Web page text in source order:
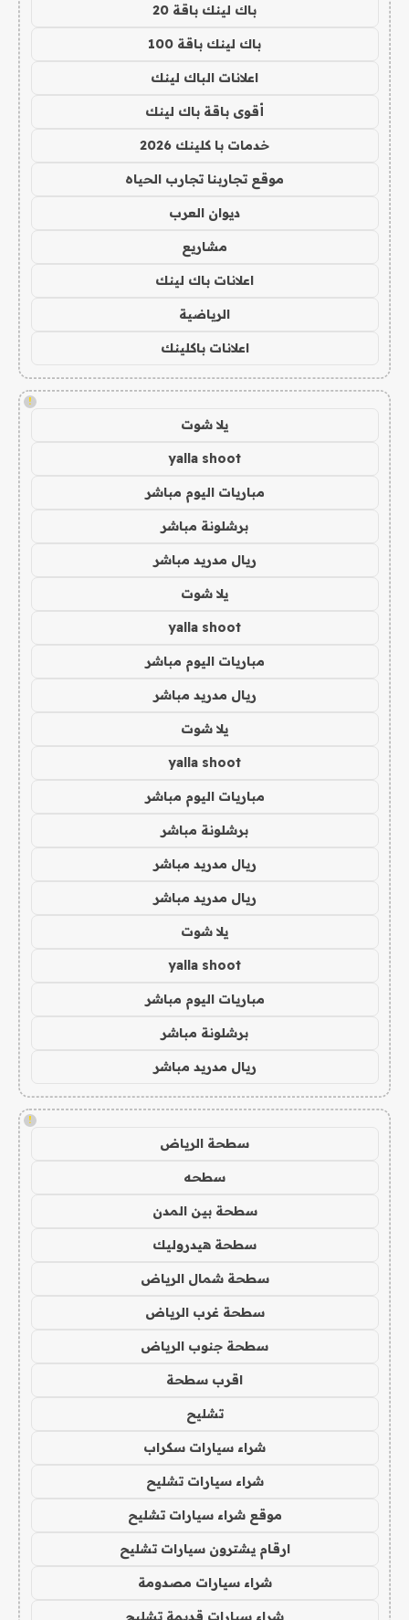
باك لينك باقة 20
باك لينك باقة 100
اعلانات الباك لينك
أقوى باقة باك لينك
خدمات با كلينك 2026
موقع تجاربنا تجارب الحياه
ديوان العرب
مشاريع
اعلانات باك لينك
الرياضية
اعلانات باكلينك
!
يلا شوت
yalla shoot
مباريات اليوم مباشر
برشلونة مباشر
ريال مدريد مباشر
يلا شوت
yalla shoot
مباريات اليوم مباشر
ريال مدريد مباشر
يلا شوت
yalla shoot
مباريات اليوم مباشر
برشلونة مباشر
ريال مدريد مباشر
ريال مدريد مباشر
يلا شوت
yalla shoot
مباريات اليوم مباشر
برشلونة مباشر
ريال مدريد مباشر
!
سطحة الرياض
سطحه
سطحة بين المدن
سطحة هيدروليك
سطحة شمال الرياض
سطحة غرب الرياض
سطحة جنوب الرياض
اقرب سطحة
تشليح
شراء سيارات سكراب
شراء سيارات تشليح
موقع شراء سيارات تشليح
ارقام يشترون سيارات تشليح
شراء سيارات مصدومة
شراء سيارات قديمة تشليح